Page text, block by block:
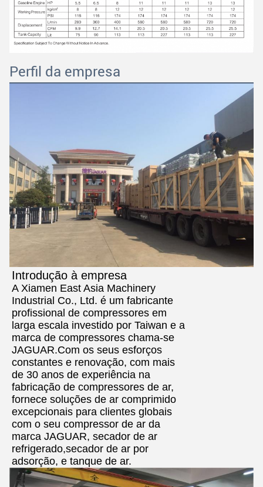
Perfil da empresa
Introdução à empresa
A Xiamen East Asia Machinery
Industrial Co., Ltd. é um fabricante
profissional de compressores em
larga escala investido por Taiwan e a
marca de compressores chama-se
JAGUAR.Com os seus esforços
constantes e renovação, com mais
de 30 anos de experiência na
fabricação de compressores de ar,
fornece soluções de ar comprimido
excepcionais para clientes globais
com o seu compressor de ar da
marca JAGUAR, secador de ar
refrigerado,secador de ar por
adsorção, e tanque de ar.